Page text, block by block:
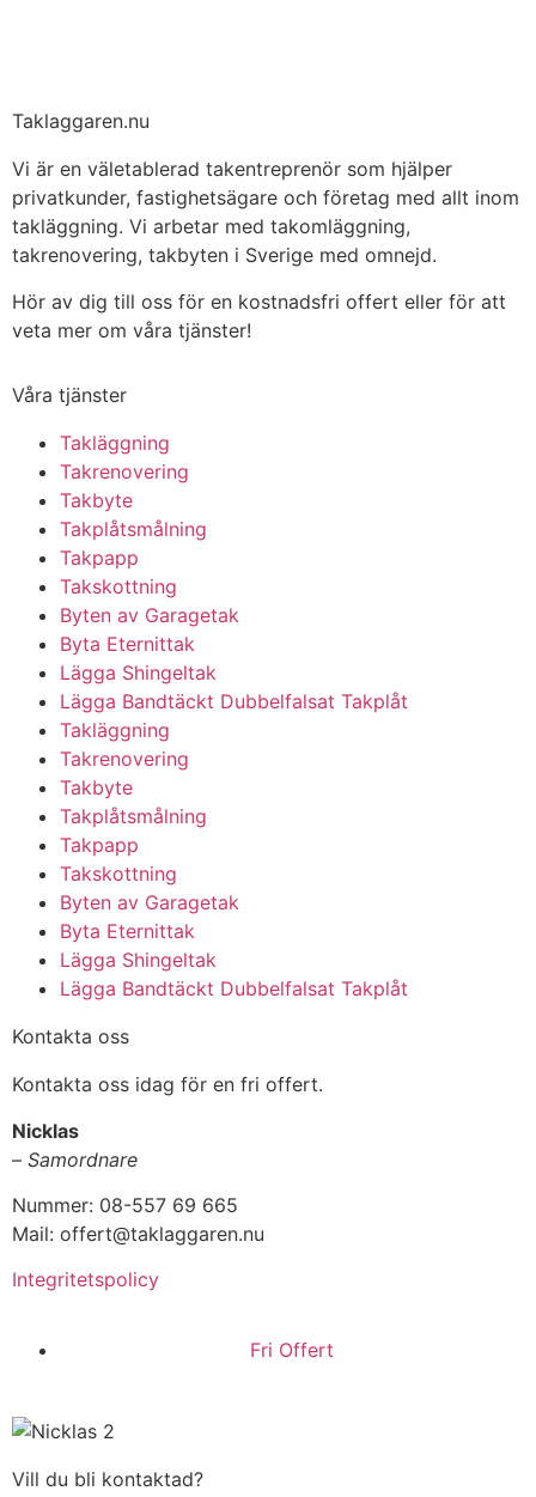
Taklaggaren.nu
Vi är en väletablerad takentreprenör som hjälper
privatkunder, fastighetsägare och företag med allt inom
takläggning. Vi arbetar med takomläggning,
takrenovering, takbyten i Sverige med omnejd.
Hör av dig till oss för en kostnadsfri offert eller för att
veta mer om våra tjänster!
Våra tjänster
Takläggning
Takrenovering
Takbyte
Takplåtsmålning
Takpapp
Takskottning
Byten av Garagetak
Byta Eternittak
Lägga Shingeltak
Lägga Bandtäckt Dubbelfalsat Takplåt
Takläggning
Takrenovering
Takbyte
Takplåtsmålning
Takpapp
Takskottning
Byten av Garagetak
Byta Eternittak
Lägga Shingeltak
Lägga Bandtäckt Dubbelfalsat Takplåt
Kontakta oss
Kontakta oss idag för en fri offert.
Nicklas
– Samordnare
Nummer: 08-557 69 665
Mail: offert@taklaggaren.nu
Integritetspolicy
Fri Offert
Vill du bli kontaktad?